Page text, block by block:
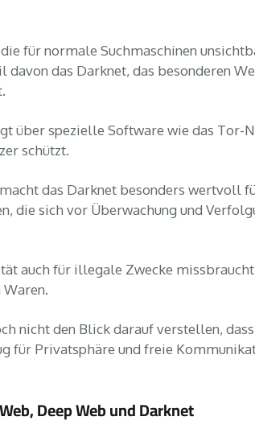
für normale Suchmaschinen
das Darknet, das besonderen
über spezielle Software wie das Tor-
schützt.
das Darknet besonders wertvoll
die sich vor Überwachung und
auch für illegale Zwecke
nicht den Blick darauf verstellen,
für Privatsphäre und freie
Deep Web und Darknet